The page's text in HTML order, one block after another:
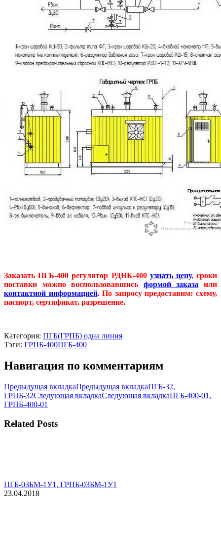
Заказать ПГБ-400 регулятор РДНК-400 узнать цену, сроки
поставки можно воспользовавшись формой заказа или
контактной информацией. По запросу предоставим: схему,
паспорт, сертификат, разрешение.
Категория: ПГБ(ГРПБ) одна линия
Тэги: ГРПБ-400ПГБ-400
Навигация по комментариям
Предыдущая вкладкаПредыдущая вкладкаПГБ-32,
ГРПБ-32Следующая вкладкаСледующая вкладкаПГБ-400-01,
ГРПБ-400-01
Related Posts
ПГБ-03БМ-1У1, ГРПБ-03БМ-1У1
23.04.2018